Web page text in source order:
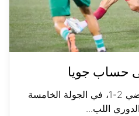
حساب جويا
فوز الأنصار على جويا الرياضي 2-1، في الجولة الخامسة
اللب...